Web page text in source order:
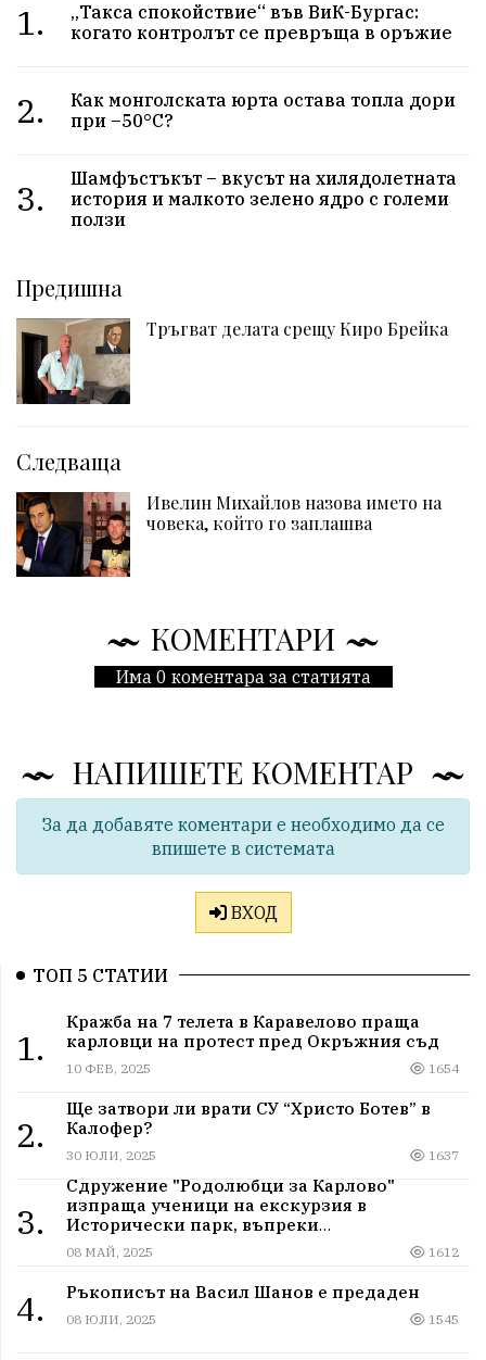
1.
„Такса спокойствие“ във ВиК-Бургас:
когато контролът се превръща в оръжие
2.
Как монголската юрта остава топла дори
при –50°C?
3.
Шамфъстъкът – вкусът на хилядолетната
история и малкото зелено ядро с големи
ползи
Предишна
Тръгват делата срещу Киро Брейка
Следваща
Ивелин Михайлов назова името на
човека, който го заплашва
КОМЕНТАРИ
Има 0 коментара за статията
НАПИШЕТЕ КОМЕНТАР
За да добавяте коментари е необходимо да се
впишете в системата
ВХОД
ТОП 5 СТАТИИ
1.
Кражба на 7 телета в Каравелово праща
карловци на протест пред Окръжния съд
10 ФЕВ, 2025 1654
2.
Ще затвори ли врати СУ “Христо Ботев” в
Калофер?
30 ЮЛИ, 2025 1637
3.
Сдружение "Родолюбци за Карлово"
изпраща ученици на екскурзия в
Исторически парк, въпреки
дискриминацията
08 МАЙ, 2025 1612
4. Ръкописът на Васил Шанов е предаден
08 ЮЛИ, 2025 1545